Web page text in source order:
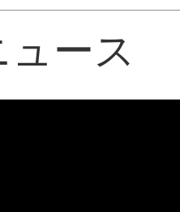
ース